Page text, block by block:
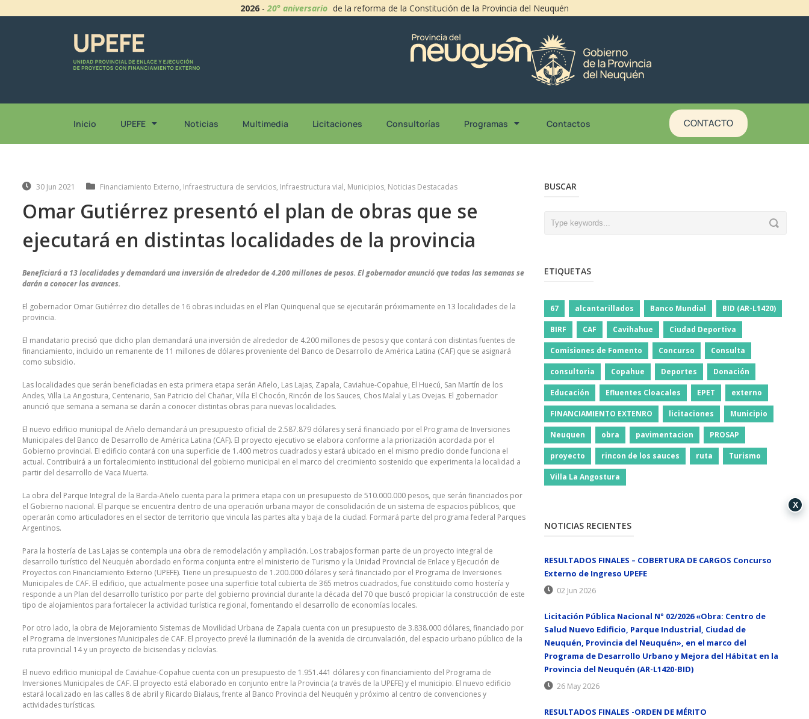
2026 -20° aniversario de la reforma de la Constitución de la Provincia del Neuquén
Inicio UPEFE Noticias Multimedia Licitaciones Consultorías Programas Contactos CONTACTO
30 Jun 2021 Financiamiento Externo, Infraestructura de servicios, Infraestructura vial, Municipios, Noticias Destacadas
Omar Gutiérrez presentó el plan de obras que se
ejecutará en distintas localidades de la provincia
Beneficiará a 13 localidades y demandará una inversión de alrededor de 4.200 millones de pesos. El gobernador anunció que todas las semanas se
darán a conocer los avances.
El gobernador Omar Gutiérrez dio detalles de 16 obras incluidas en el Plan Quinquenal que se ejecutarán próximamente en 13 localidades de la
provincia.
El mandatario precisó que dicho plan demandará una inversión de alrededor de 4.200 millones de pesos y que contará con distintas fuentes de
financiamiento, incluido un remanente de 11 millones de dólares proveniente del Banco de Desarrollo de América Latina (CAF) que se asignará
como subsidio.
Las localidades que serán beneficiadas en esta primera etapa serán Añelo, Las Lajas, Zapala, Caviahue-Copahue, El Huecú, San Martín de los
Andes, Villa La Angostura, Centenario, San Patricio del Chañar, Villa El Chocón, Rincón de los Sauces, Chos Malal y Las Ovejas. El gobernador
anunció que semana a semana se darán a conocer distintas obras para nuevas localidades.
El nuevo edificio municipal de Añelo demandará un presupuesto oficial de 2.587.879 dólares y será financiado por el Programa de Inversiones
Municipales del Banco de Desarrollo de América Latina (CAF). El proyecto ejecutivo se elabora conforme a la priorización acordada por el
Gobierno provincial. El edificio contará con una superficie de 1.400 metros cuadrados y estará ubicado en el mismo predio donde funciona el
actual. Contribuirá a un fortalecimiento institucional del gobierno municipal en el marco del crecimiento sostenido que experimenta la localidad a
partir del desarrollo de Vaca Muerta.
La obra del Parque Integral de la Barda-Añelo cuenta para la primera etapa con un presupuesto de 510.000.000 pesos, que serán financiados por
el Gobierno nacional. El parque se encuentra dentro de una operación urbana mayor de consolidación de un sistema de espacios públicos, que
operarán como articuladores en el sector de territorio que vincula las partes alta y baja de la ciudad. Formará parte del programa federal Parques
Argentinos.
Para la hostería de Las Lajas se contempla una obra de remodelación y ampliación. Los trabajos forman parte de un proyecto integral de
desarrollo turístico del Neuquén abordado en forma conjunta entre el ministerio de Turismo y la Unidad Provincial de Enlace y Ejecución de
Proyectos con Financiamiento Externo (UPEFE). Tiene un presupuesto de 1.200.000 dólares y será financiado por el Programa de Inversiones
Municipales de CAF. El edificio, que actualmente posee una superficie total cubierta de 365 metros cuadrados, fue constituido como hostería y
responde a un Plan del desarrollo turístico por parte del gobierno provincial durante la década del 70 que buscó propiciar la construcción de este
tipo de alojamientos para fortalecer la actividad turística regional, fomentando el desarrollo de economías locales.
Por otro lado, la obra de Mejoramiento Sistemas de Movilidad Urbana de Zapala cuenta con un presupuesto de 3.838.000 dólares, financiado por
el Programa de Inversiones Municipales de CAF. El proyecto prevé la iluminación de la avenida de circunvalación, del espacio urbano público de la
ruta provincial 14 y un proyecto de bicisendas y ciclovías.
El nuevo edificio municipal de Caviahue-Copahue cuenta con un presupuesto de 1.951.441 dólares y con financiamiento del Programa de
Inversiones Municipales de CAF. El proyecto está elaborado en conjunto entre la Provincia (a través de la UPEFE) y el municipio. El nuevo edificio
estará localizado en las calles 8 de abril y Ricardo Bialaus, frente al Banco Provincia del Neuquén y próximo al centro de convenciones y
actividades turísticas.
BUSCAR
ETIQUETAS
67 alcantarillados Banco Mundial BID (AR-L1420)
BIRF CAF Cavihahue Ciudad Deportiva
Comisiones de Fomento Concurso Consulta
consultoria Copahue Deportes Donación
Educación Efluentes Cloacales EPET externo
FINANCIAMIENTO EXTENRO licitaciones Municipio
Neuquen obra pavimentacion PROSAP
proyecto rincon de los sauces ruta Turismo
Villa La Angostura
NOTICIAS RECIENTES
RESULTADOS FINALES – COBERTURA DE CARGOS Concurso
Externo de Ingreso UPEFE
02 Jun 2026
Licitación Pública Nacional N° 02/2026 «Obra: Centro de
Salud Nuevo Edificio, Parque Industrial, Ciudad de
Neuquén, Provincia del Neuquén», en el marco del
Programa de Desarrollo Urbano y Mejora del Hábitat en la
Provincia del Neuquén (AR-L1420-BID)
26 May 2026
RESULTADOS FINALES -ORDEN DE MÉRITO
X